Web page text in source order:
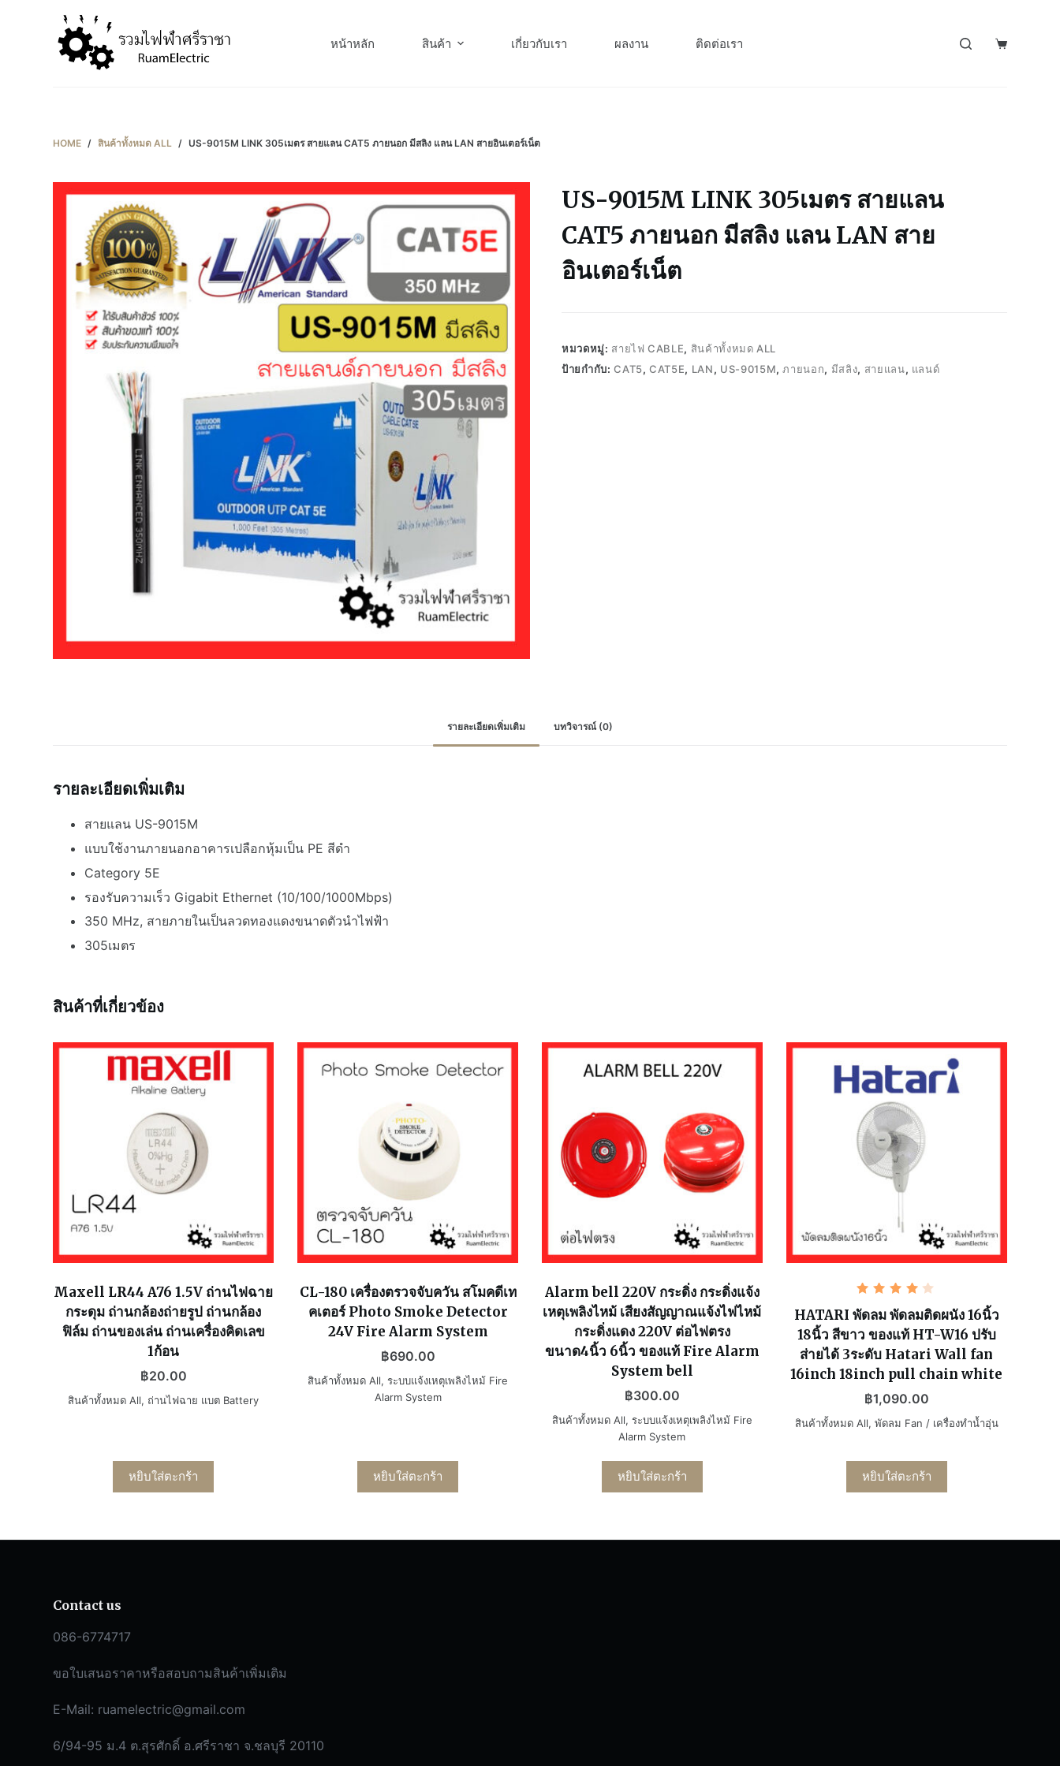
หน้าหลัก สินค้า เกี่ยวกับเรา ผลงาน ติดต่อเรา
HOME / สินค้าทั้งหมด ALL / US-9015M LINK 305เมตร สายแลน CAT5 ภายนอก มีสลิง แลน LAN สายอินเตอร์เน็ต
US-9015M LINK 305เมตร สายแลน
CAT5 ภายนอก มีสลิง แลน LAN สาย
อินเตอร์เน็ต
หมวดหมู่: สายไฟ CABLE, สินค้าทั้งหมด ALL
ป้ายกำกับ:CAT5,CAT5E, LAN, US-9015M,ภายนอก, มีสลิง, สายแลน, แลนด์
รายละเอียดเพิ่มเติม บทวิจารณ์ (0)
รายละเอียดเพิ่มเติม
สายแลน US-9015M
แบบใช้งานภายนอกอาคารเปลือกหุ้มเป็น PE สีดำ
Category 5E
รองรับความเร็ว Gigabit Ethernet (10/100/1000Mbps)
350 MHz, สายภายในเป็นลวดทองแดงขนาดตัวนำไฟฟ้า
305เมตร
สินค้าที่เกี่ยวข้อง
Maxell LR44 A76 1.5V ถ่านไฟฉาย
กระดุม ถ่านกล้องถ่ายรูป ถ่านกล้อง
ฟิล์ม ถ่านของเล่น ถ่านเครื่องคิดเลข
1ก้อน
฿20.00
สินค้าทั้งหมด All, ถ่านไฟฉาย แบต Battery
หยิบใส่ตะกร้า
CL-180 เครื่องตรวจจับควัน สโมคดีเท
คเตอร์ Photo Smoke Detector
24V Fire Alarm System
฿690.00
สินค้าทั้งหมด All,ระบบแจ้งเหตุเพลิงไหม้ Fire
Alarm System
หยิบใส่ตะกร้า
Alarm bell 220V กระดิ่ง กระดิ่งแจ้ง
เหตุเพลิงไหม้ เสียงสัญญาณแจ้งไฟไหม้
กระดิ่งแดง 220V ต่อไฟตรง
ขนาด4นิ้ว 6นิ้ว ของแท้ Fire Alarm
System bell
฿300.00
สินค้าทั้งหมด All, ระบบแจ้งเหตุเพลิงไหม้ Fire
Alarm System
หยิบใส่ตะกร้า
คะแนน
4.00
ตั้งแต่
1-5
คะแนน
HATARI พัดลม พัดลมติดผนัง 16นิ้ว
18นิ้ว สีขาว ของแท้ HT-W16 ปรับ
ส่ายได้ 3ระดับ Hatari Wall fan
16inch 18inch pull chain white
฿1,090.00
สินค้าทั้งหมด All, พัดลม Fan / เครื่องทำน้ำอุ่น
หยิบใส่ตะกร้า
Contact us
086-6774717
ขอใบเสนอราคาหรือสอบถามสินค้าเพิ่มเติม
E-Mail: ruamelectric@gmail.com
6/94-95 ม.4 ต.สุรศักดิ์ อ.ศรีราชา จ.ชลบุรี 20110